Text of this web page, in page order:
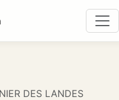
DES LANDES